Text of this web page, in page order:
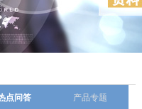
点问答 产品专题